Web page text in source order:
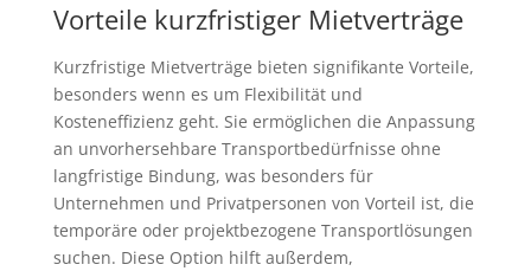
Vorteile kurzfristiger Mietverträge
Kurzfristige Mietverträge bieten signifikante Vorteile,
besonders wenn es um Flexibilität und
Kosteneffizienz geht. Sie ermöglichen die Anpassung
an unvorhersehbare Transportbedürfnisse ohne
langfristige Bindung, was besonders für
Unternehmen und Privatpersonen von Vorteil ist, die
temporäre oder projektbezogene Transportlösungen
suchen. Diese Option hilft außerdem,